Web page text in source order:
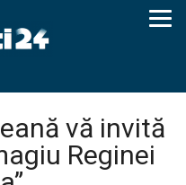
vă invită
Reginei